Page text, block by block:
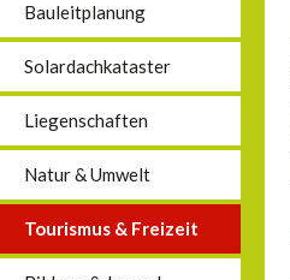
Bauleitplanung
Solardachkataster
Liegenschaften
Natur & Umwelt
Tourismus & Freizeit